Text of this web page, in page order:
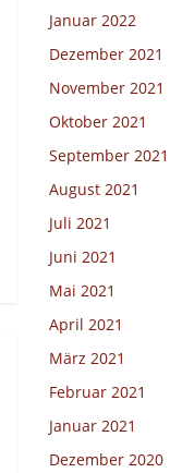
Januar 2022
Dezember 2021
November 2021
Oktober 2021
September 2021
August 2021
Juli 2021
Juni 2021
Mai 2021
April 2021
März 2021
Februar 2021
Januar 2021
Dezember 2020